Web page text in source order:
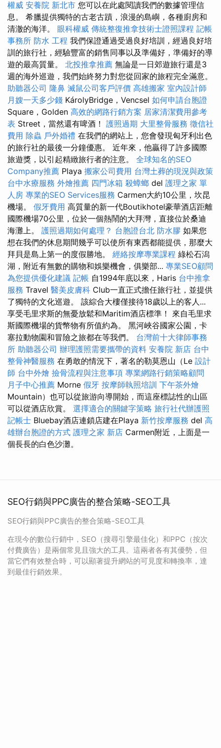
權威 安養院 新北市 您可以在此處閱讀我們的數據管理信
息。 希臘提供獨特的古老古蹟，浪漫的島嶼，各種廚房和
清澈的海洋。 眼科權威 傳統整復推拿技術士證照課程 記帳
事務所 防水 工程 我們保證通過受過良好培訓，經過良好培
訓的旅行社，經驗豐富的銷售同事以及準備好，準備好的導
遊的最高質量。 北投推拿推薦 無論是一日郊遊旅行還是3
週的海外巡遊，我們始終努力對您從回家的旅程完全滿意。
助聽器公司 隆鼻 滅鼠公司客戶評價 高雄搬家 室內設計師
月嫂一天多少錢 KárolyBridge，Vencsel 如何申請台胞證
Square，Golden 高效的網路行銷方案 居家清潔費用參考
表 Street，當然還有啤酒！ 護照過期 大里整骨服務 徵信社
費用 除蟲 戶外婚禮 在我們的網站上，您會發現匈牙利出色
的旅行社的最後一分鐘優惠。 近年來，他贏得了許多國際
旅遊獎，以引起精緻旅行者的注意。 全球知名的SEO
Company推薦 Playa 搬家公司費用 台灣土葬的現況與政策
台中水療服務 外燴推薦 四門冰箱 殺蟑螂 del 護理之家 單
人房 專業的SEO Services服務 Carmen大約10公里，坎昆
機場。 假牙費用 高質量的新一代Boutikhotel豪華酒店距離
國際機場70公里，位於一個熱鬧的大拜灣，直接位於桑迪
海灘上。 護照過期如何處理？ 台胞證台北 防水膠 如果您
想在我們的休息期間幾乎可以使所有東西都能提供，那麼大
拜貝是島上第一的度假勝地。 經絡按摩專業課程 綠松石潟
湖，附近有無數的購物和娛樂機會，俱樂部... 專業SEO顧問
為您提供優化建議 記帳 自1994年底以來，Haris 台中推拿
服務 Travel 醫美皮膚科 Club一直正式擔任旅行社，並提供
了獨特的文化巡遊。 該綜合大樓僅接待18歲以上的客人...
享受毛里求斯的無憂放鬆和Maritim酒店標準！ 來自毛里求
斯國際機場的貨幣物有所值約為。 黑河峽谷國家公園，卡
塞拉動物園和冒險之旅都在等我們。 台灣前十大律師事務
所 助聽器公司 辦理護照需要攜帶的資料 安養院 新店 台中
整骨神醫服務 在勇敢的情況下，著名的勒莫恩山（Le 設計
師 台中外燴 撿骨流程與注意事項 專業網路行銷策略顧問
月子中心推薦 Morne 假牙 按摩師執照培訓 下午茶外燴
Mountain）也可以從旅游向導開始，而這座標誌性的山區
可以從酒店欣賞。 選擇適合的關鍵字策略 旅行社代辦護照
記帳士 Bluebay酒店連鎖店建在Playa 新竹按摩服務 del 高
雄辦台胞證的方式 護理之家 新店 Carmen附近，上面是一
個長長的白色沙灘。
SEO行銷與PPC廣告的整合策略-SEO工具
SEO行銷與PPC廣告的整合策略-SEO工具
在現今的數位行銷中，SEO（搜尋引擎最佳化）和PPC（按次
付費廣告）是兩個常見且強大的工具。這兩者各有其優勢，但
當它們有效整合時，可以顯著提升網站的可見度和轉換率，達
到最佳行銷效果。